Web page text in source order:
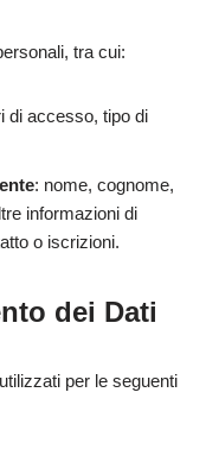
tra cui:
di accesso, tipo di
: nome, cognome,
informazioni di
o iscrizioni.
dei Dati
per le seguenti